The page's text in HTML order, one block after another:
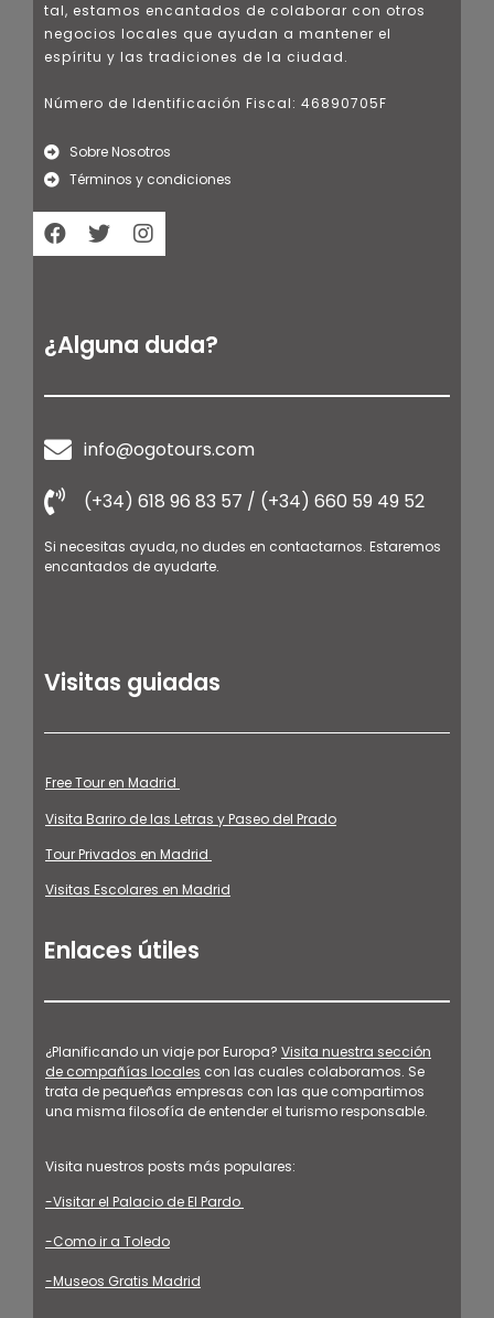
tal, estamos encantados de colaborar con otros
negocios locales que ayudan a mantener el
espíritu y las tradiciones de la ciudad.
Número de Identificación Fiscal: 46890705F
Sobre Nosotros
Términos y condiciones
¿Alguna duda?
info@ogotours.com
(+34) 618 96 83 57 / (+34) 660 59 49 52
Si necesitas ayuda, no dudes en contactarnos. Estaremos
encantados de ayudarte.
Visitas guiadas
Free Tour en Madrid
Visita Bariro de las Letras y Paseo del Prado
Tour Privados en Madrid
Visitas Escolares en Madrid
Enlaces útiles
¿Planificando un viaje por Europa? Visita nuestra sección
de compañías locales con las cuales colaboramos. Se
trata de pequeñas empresas con las que compartimos
una misma filosofía de entender el turismo responsable.
Visita nuestros posts más populares:
-Visitar el Palacio de El Pardo
-Como ir a Toledo
-Museos Gratis Madrid